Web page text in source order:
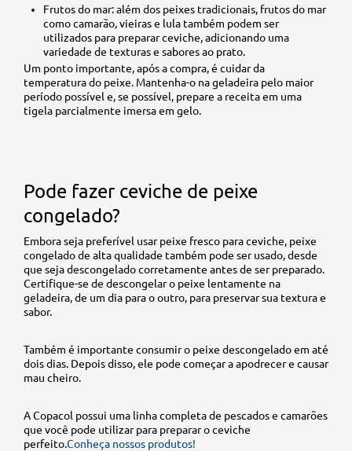
Frutos do mar: além dos peixes tradicionais, frutos do mar
como camarão, vieiras e lula também podem ser
utilizados para preparar ceviche, adicionando uma
variedade de texturas e sabores ao prato.
Um ponto importante, após a compra, é cuidar da
temperatura do peixe. Mantenha-o na geladeira pelo maior
período possível e, se possível, prepare a receita em uma
tigela parcialmente imersa em gelo.
Pode fazer ceviche de peixe
congelado?
Embora seja preferível usar peixe fresco para ceviche, peixe
congelado de alta qualidade também pode ser usado, desde
que seja descongelado corretamente antes de ser preparado.
Certifique-se de descongelar o peixe lentamente na
geladeira, de um dia para o outro, para preservar sua textura e
sabor.
Também é importante consumir o peixe descongelado em até
dois dias. Depois disso, ele pode começar a apodrecer e causar
mau cheiro.
A Copacol possui uma linha completa de pescados e camarões
que você pode utilizar para preparar o ceviche
perfeito.Conheça nossos produtos!